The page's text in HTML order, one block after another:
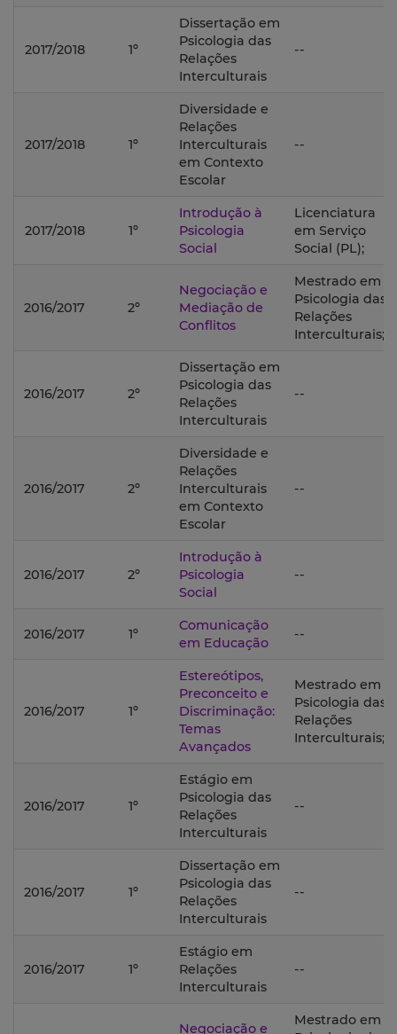
2017/2018 1º
Dissertação em
Psicologia das
Relações
Interculturais
--
2017/2018 1º
Diversidade e
Relações
Interculturais
em Contexto
Escolar
--
2017/2018 1º
Introdução à
Psicologia
Social
Licenciatura
em Serviço
Social (PL);
2016/2017 2º
Negociação e
Mediação de
Conflitos
Mestrado em
Psicologia das
Relações
Interculturais;
2016/2017 2º
Dissertação em
Psicologia das
Relações
Interculturais
--
2016/2017 2º
Diversidade e
Relações
Interculturais
em Contexto
Escolar
--
2016/2017 2º
Introdução à
Psicologia
Social
--
2016/2017 1º
Comunicação
em Educação
--
2016/2017 1º
Estereótipos,
Preconceito e
Discriminação:
Temas
Avançados
Mestrado em
Psicologia das
Relações
Interculturais;
2016/2017 1º
Estágio em
Psicologia das
Relações
Interculturais
--
2016/2017 1º
Dissertação em
Psicologia das
Relações
Interculturais
--
2016/2017 1º
Estágio em
Relações
Interculturais
--
Negociação e
Mestrado em